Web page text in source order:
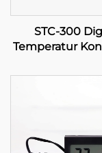
STC-300
Temperatur
İdarəetməsi